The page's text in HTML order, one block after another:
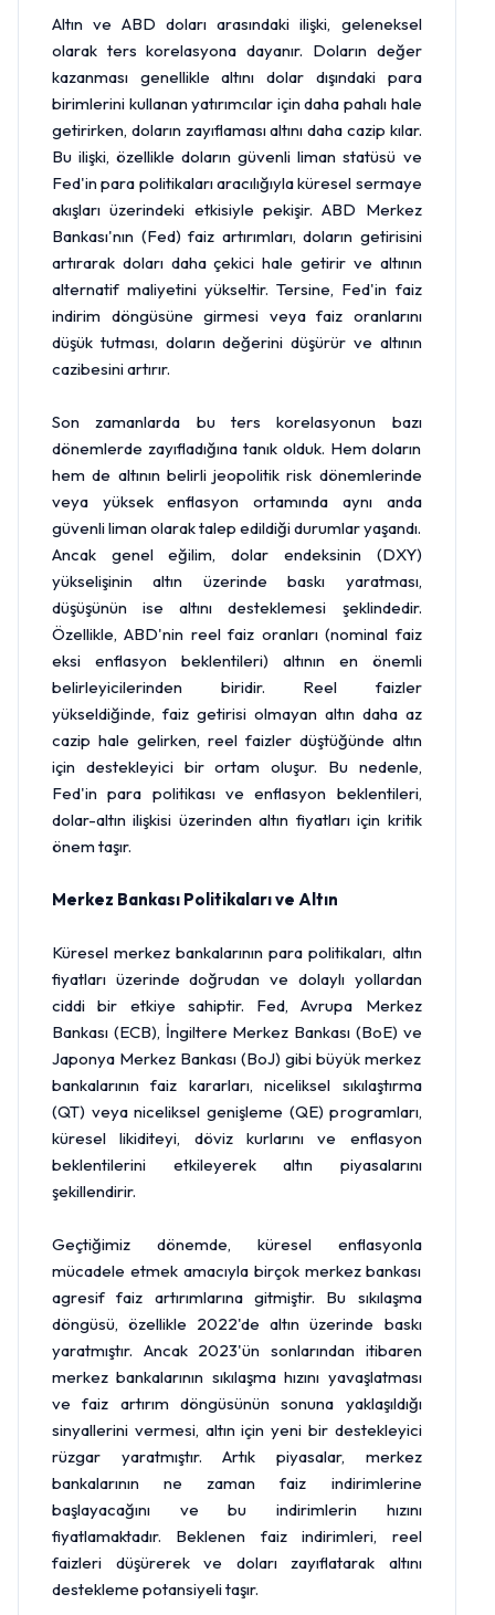
Altın ve ABD doları arasındaki ilişki, geleneksel
olarak ters korelasyona dayanır. Doların değer
kazanması genellikle altını dolar dışındaki para
birimlerini kullanan yatırımcılar için daha pahalı hale
getirirken, doların zayıflaması altını daha cazip kılar.
Bu ilişki, özellikle doların güvenli liman statüsü ve
Fed'in para politikaları aracılığıyla küresel sermaye
akışları üzerindeki etkisiyle pekişir. ABD Merkez
Bankası'nın (Fed) faiz artırımları, doların getirisini
artırarak doları daha çekici hale getirir ve altının
alternatif maliyetini yükseltir. Tersine, Fed'in faiz
indirim döngüsüne girmesi veya faiz oranlarını
düşük tutması, doların değerini düşürür ve altının
cazibesini artırır.
Son zamanlarda bu ters korelasyonun bazı
dönemlerde zayıfladığına tanık olduk. Hem doların
hem de altının belirli jeopolitik risk dönemlerinde
veya yüksek enflasyon ortamında aynı anda
güvenli liman olarak talep edildiği durumlar yaşandı.
Ancak genel eğilim, dolar endeksinin (DXY)
yükselişinin altın üzerinde baskı yaratması,
düşüşünün ise altını desteklemesi şeklindedir.
Özellikle, ABD'nin reel faiz oranları (nominal faiz
eksi enflasyon beklentileri) altının en önemli
belirleyicilerinden biridir. Reel faizler
yükseldiğinde, faiz getirisi olmayan altın daha az
cazip hale gelirken, reel faizler düştüğünde altın
için destekleyici bir ortam oluşur. Bu nedenle,
Fed'in para politikası ve enflasyon beklentileri,
dolar-altın ilişkisi üzerinden altın fiyatları için kritik
önem taşır.
Merkez Bankası Politikaları ve Altın
Küresel merkez bankalarının para politikaları, altın
fiyatları üzerinde doğrudan ve dolaylı yollardan
ciddi bir etkiye sahiptir. Fed, Avrupa Merkez
Bankası (ECB), İngiltere Merkez Bankası (BoE) ve
Japonya Merkez Bankası (BoJ) gibi büyük merkez
bankalarının faiz kararları, niceliksel sıkılaştırma
(QT) veya niceliksel genişleme (QE) programları,
küresel likiditeyi, döviz kurlarını ve enflasyon
beklentilerini etkileyerek altın piyasalarını
şekillendirir.
Geçtiğimiz dönemde, küresel enflasyonla
mücadele etmek amacıyla birçok merkez bankası
agresif faiz artırımlarına gitmiştir. Bu sıkılaşma
döngüsü, özellikle 2022'de altın üzerinde baskı
yaratmıştır. Ancak 2023'ün sonlarından itibaren
merkez bankalarının sıkılaşma hızını yavaşlatması
ve faiz artırım döngüsünün sonuna yaklaşıldığı
sinyallerini vermesi, altın için yeni bir destekleyici
rüzgar yaratmıştır. Artık piyasalar, merkez
bankalarının ne zaman faiz indirimlerine
başlayacağını ve bu indirimlerin hızını
fiyatlamaktadır. Beklenen faiz indirimleri, reel
faizleri düşürerek ve doları zayıflatarak altını
destekleme potansiyeli taşır.